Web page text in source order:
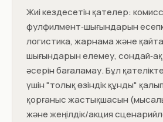
Жиі кездесетін қателер:
фулфилмент‑шығындарын
логистика, жарнама және
шығындарын елемеу,
әсерін бағаламау. Бұл
үшін "толық өзіндік құнды"
қорғаныс жастықшасын
және жеңілдік/акция